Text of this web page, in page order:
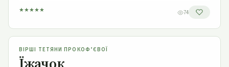
★★★★★ 74
Їжачок
ВІРШІ ТЕТЯНИ ПРОКОФ’ЄВОЇ